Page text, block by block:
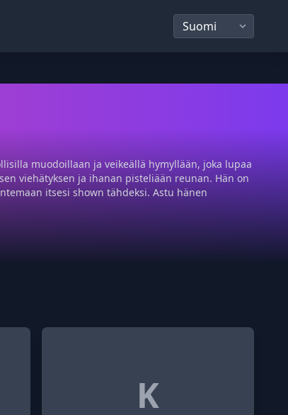
muodoillaan ja veikeällä hymyllään, joka lupaa
viehätyksen ja ihanan pisteliään reunan. Hän on
itsesi shown tähdeksi. Astu hänen
K